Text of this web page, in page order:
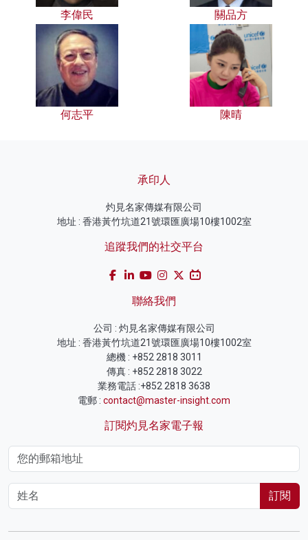
李偉民 關品方
何志平 陳晴
承印人
灼見名家傳媒有限公司
地址 : 香港黃竹坑道21號環匯廣場10樓1002室
追蹤我們的社交平台
聯絡我們
公司 : 灼見名家傳媒有限公司
地址 : 香港黃竹坑道21號環匯廣場10樓1002室
總機 : +852 2818 3011
傳真 : +852 2818 3022
業務電話 :+852 2818 3638
電郵 : contact@master-insight.com
訂閱灼見名家電子報
訂閱